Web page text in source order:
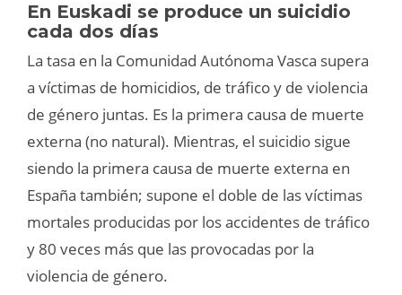
En Euskadi se produce un suicidio
cada dos días
La tasa en la Comunidad Autónoma Vasca supera
a víctimas de homicidios, de tráfico y de violencia
de género juntas. Es la primera causa de muerte
externa (no natural). Mientras, el suicidio sigue
siendo la primera causa de muerte externa en
España también; supone el doble de las víctimas
mortales producidas por los accidentes de tráfico
y 80 veces más que las provocadas por la
violencia de género.